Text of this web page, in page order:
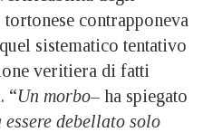
contrapponeva
sistematico tentativo
veritiera di fatti
“Un morbo– ha spiegato
essere debellato solo